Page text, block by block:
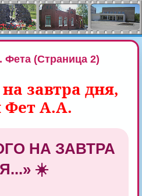
Фета (Страница 2)
завтра дня,
Фет А.А.
НА ЗАВТРА
☀️